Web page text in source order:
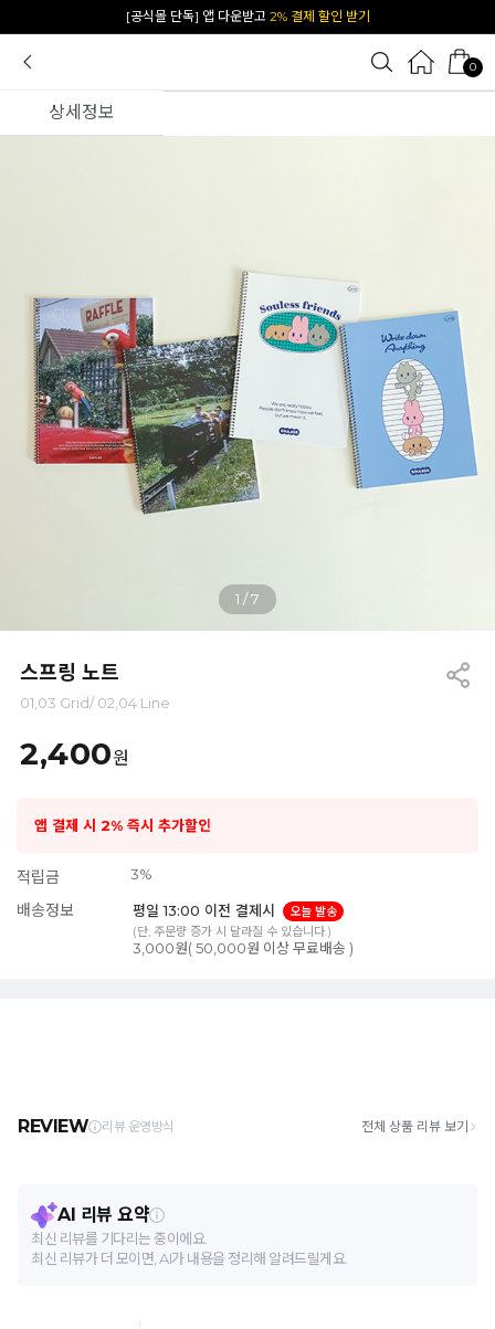
카카오 플친 추가하면1천원 즉시 할인 쿠폰
0
상세정보
1 /7
스프링 노트
01,03 Grid/ 02,04 Line
2,400원
앱 결제 시 2% 즉시 추가할인
적립금 3%
배송정보 평일 13:00 이전 결제시
오늘 발송
(단, 주문량 증가 시 달라질 수 있습니다.)
3,000원( 50,000원 이상 무료배송 )